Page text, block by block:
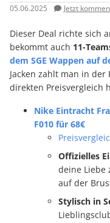
05.06.2025 Jetzt
Dieser Deal richte sich
bekommt auch 11-
dem SGE Wappen auf
Jacken zahlt man in
direkten Preisvergleich
Nike Eintracht
F010 für 68€
Offizielles
deine Liebe
auf der
Stylisch in